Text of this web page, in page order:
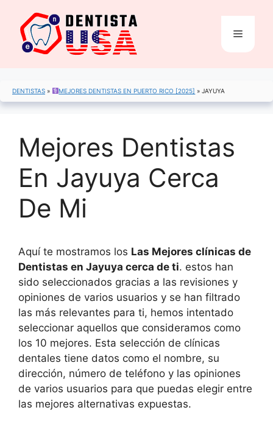
contenido
Menú
DENTISTAS » MEJORES DENTISTAS EN PUERTO RICO [2025] »JAYUYA
Mejores Dentistas
En Jayuya Cerca
De Mi
Aquí te mostramos los Las Mejores clínicas de
Dentistas en Jayuya cerca de ti. estos han
sido seleccionados gracias a las revisiones y
opiniones de varios usuarios y se han filtrado
las más relevantes para ti, hemos intentado
seleccionar aquellos que consideramos como
los 10 mejores. Esta selección de clínicas
dentales tiene datos como el nombre, su
dirección, número de teléfono y las opiniones
de varios usuarios para que puedas elegir entre
las mejores alternativas expuestas.